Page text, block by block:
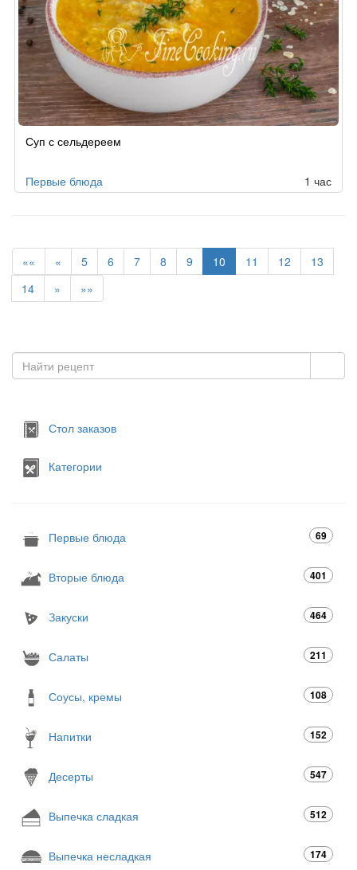
Суп с сельдереем
Первые блюда 1 час
«« « 5 6 7 8 9 10 11 12
13
14
» »»
Стол заказов
Категории
Первые блюда 69
Вторые блюда 401
Закуски 464
Салаты 211
Соусы, кремы 108
Напитки 152
Десерты 547
Выпечка сладкая 512
Выпечка несладкая 174